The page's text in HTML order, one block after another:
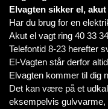
Elvagten sikker el,
Har du brug for en
Akut el vagt ring 40 33
Telefontid 8-23 herefter
El-Vagten står derfor
Elvagten kommer til dig
Det kan være på et
eksempelvis